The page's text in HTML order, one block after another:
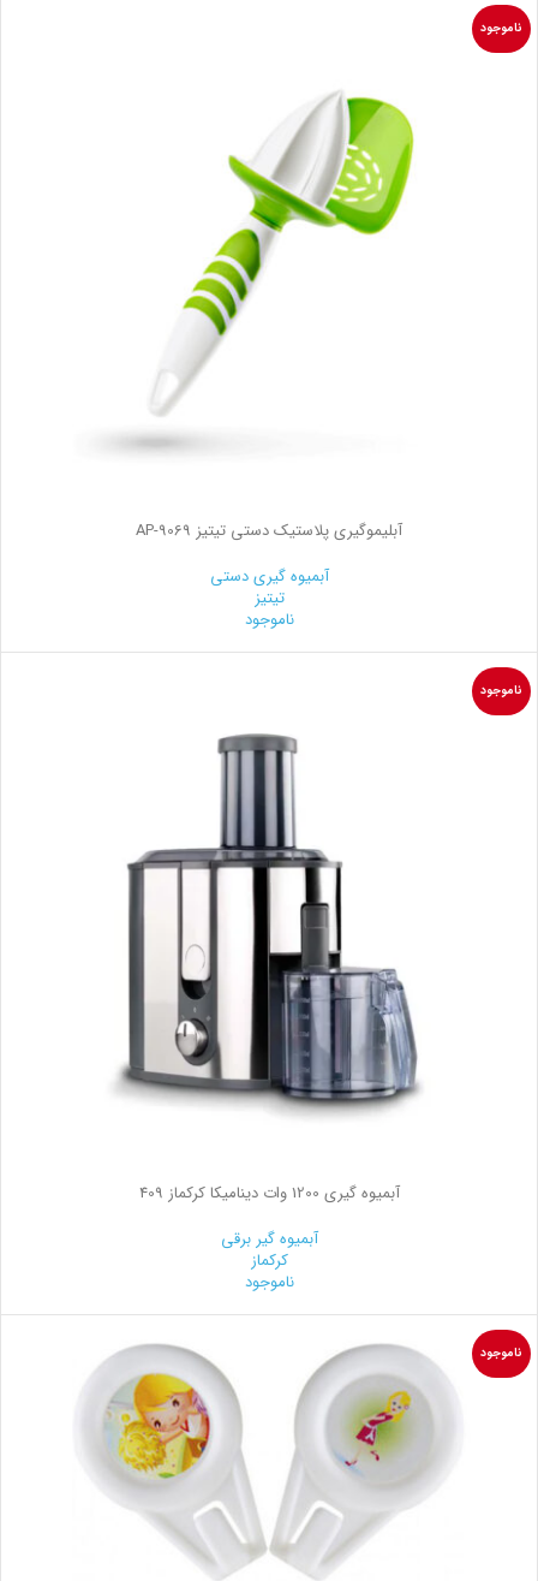
ناموجود
آبلیموگیری پلاستیک دستی تیتیز AP-9069
آبمیوه گیری دستی
تیتیز
ناموجود
ناموجود
آبمیوه گیری 1200 وات دینامیکا کرکماز 409
آبمیوه گیر برقی
کرکماز
ناموجود
ناموجود